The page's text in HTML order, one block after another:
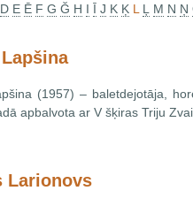
D E Ē F G Ğ H I Ī J K Ķ L Ļ M N Ņ
(1957) – baletdejotāja,
apbalvota ar V šķiras Triju
Larionovs